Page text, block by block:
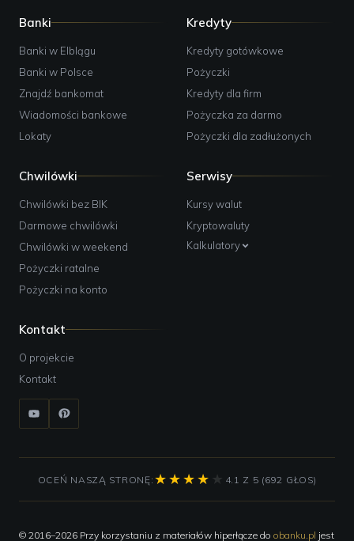
Banki
Banki w Elblągu
Banki w Polsce
Znajdź bankomat
Wiadomości bankowe
Lokaty
Kredyty
Kredyty gotówkowe
Pożyczki
Kredyty dla firm
Pożyczka za darmo
Pożyczki dla zadłużonych
Chwilówki
Chwilówki bez BIK
Darmowe chwilówki
Chwilówki w weekend
Pożyczki ratalne
Pożyczki na konto
Serwisy
Kursy walut
Kryptowaluty
Kalkulatory
Kontakt
O projekcie
Kontakt
OCEŃ NASZĄ STRONĘ: 4.1 Z 5 (692 GŁOS)
© 2016–2026 Przy korzystaniu z materiałów hiperłącze do obanku.pl jest